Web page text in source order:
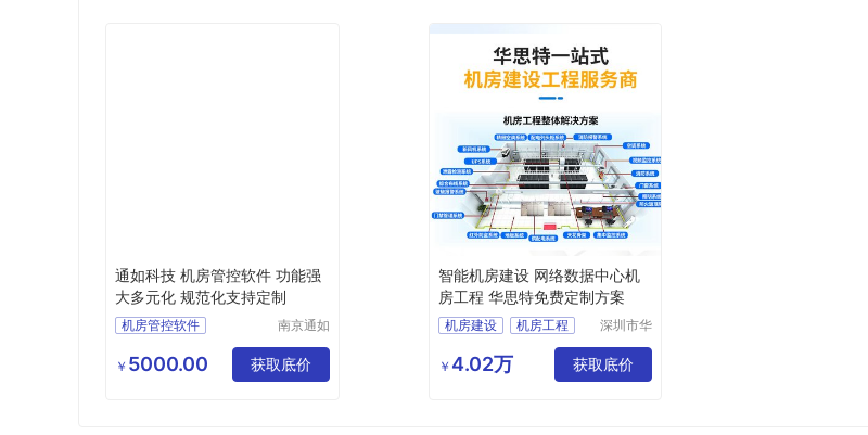
通如科技 机房管控软件 功能强
大多元化 规范化支持定制
机房管控软件
机房管理软件
电子阅览室上机软件
南京通如
公司
￥ 5000.00 获取底价
智能机房建设 网络数据中心机
房工程 华思特免费定制方案
机房建设
机房工程
智能机房
华思特科技
深圳市华
有限公司
￥ 4.02万 获取底价